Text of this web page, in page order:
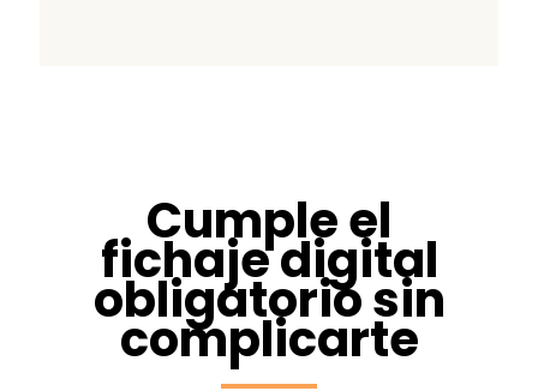
Cumple el
fichaje digital
obligatorio sin
complicarte